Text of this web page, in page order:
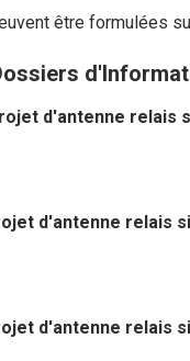
être formulées
d'antenne relais
d'antenne relais
d'antenne relais